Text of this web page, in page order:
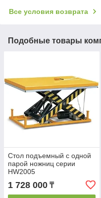
Все условия возврата
Подобные товары
Стол подъемный с одной
парой ножниц серии
HW2005
1 728 000 ₸